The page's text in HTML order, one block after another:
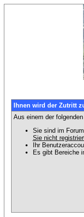
Ihnen wird der Zutritt
Aus einem der
Sie sind im
Sie nicht
Ihr
Es gibt Bereiche